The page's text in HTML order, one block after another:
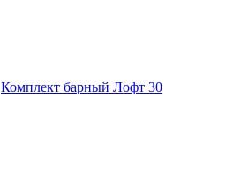
Комплект барный Лофт 30